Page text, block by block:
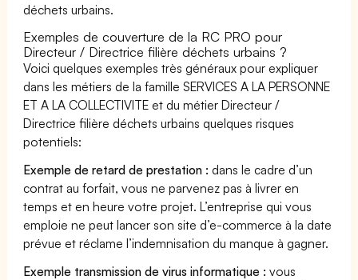
déchets urbains.
Exemples de couverture de la RC PRO pour
Directeur / Directrice filière déchets urbains ?
Voici quelques exemples très généraux pour expliquer
dans les métiers de la famille SERVICES A LA PERSONNE
ET A LA COLLECTIVITE et du métier Directeur /
Directrice filière déchets urbains quelques risques
potentiels:
Exemple de retard de prestation : dans le cadre d’un
contrat au forfait, vous ne parvenez pas à livrer en
temps et en heure votre projet. L’entreprise qui vous
emploie ne peut lancer son site d’e-commerce à la date
prévue et réclame l’indemnisation du manque à gagner.
Exemple transmission de virus informatique : vous